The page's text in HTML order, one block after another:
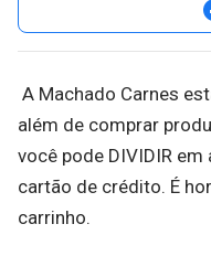
A Machado Carnes
além de comprar
você pode DIVIDIR em
cartão de crédito. É
carrinho.